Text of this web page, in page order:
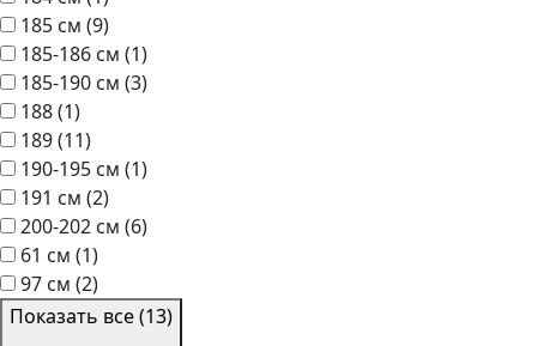
185 см (9)
185-186 см (1)
185-190 см (3)
188(1)
189(11)
190-195 см (1)
191 см (2)
200-202 см (6)
61 см (1)
97 см (2)
Показать все (13)